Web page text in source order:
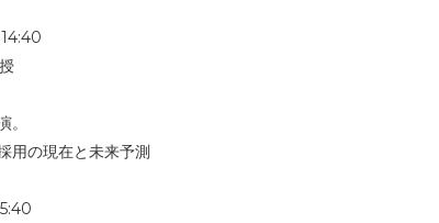
用の現在と未来予測